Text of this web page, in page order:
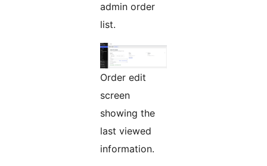
admin order
list.
Order edit
screen
showing the
last viewed
information.